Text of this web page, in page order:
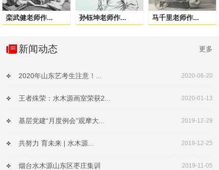
栾武健老师作... 孙钰坤老师作... 马千里老师作...
新闻动态 更多
2020年山东艺考生注意！... 2020-06-20
王者殊荣：水木源画室荣获2... 2020-01-13
基层党建“月度例会”观摩大... 2019-12-29
共努力 育未来 | 水木源... 2019-12-25
烟台水木源山东区枣庄集训 2019-11-05